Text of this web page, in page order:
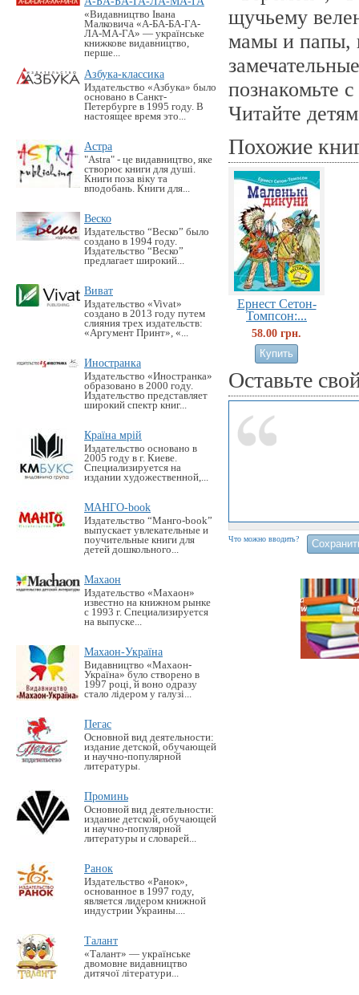
«Видавництво Івана
Малковича «А-БА-БА-ГА-
ЛА-МА-ГА» — українське
книжкове видавництво,
перше...
Азбука-классика
Издательство «Азбука» было
основано в Санкт-
Петербурге в 1995 году. В
настоящее время это...
Астра
"Astra" - це видавництво, яке
створює книги для душі.
Книги поза віку та
вподобань. Книги для...
Веско
Издательство “Веско” было
создано в 1994 году.
Издательство “Веско”
предлагает широкий...
Виват
Издательство «Vivat»
создано в 2013 году путем
слияния трех издательств:
«Аргумент Принт», «...
Иностранка
Издательство «Иностранка»
образовано в 2000 году.
Издательство представляет
широкий спектр книг...
Країна мрій
Издательство основано в
2005 году в г. Киеве.
Специализируется на
издании художественной,...
МАНГО-book
Издательство “Манго-book”
выпускает увлекательные и
поучительные книги для
детей дошкольного...
Махаон
Издательство «Махаон»
известно на книжном рынке
с 1993 г. Специализируется
на выпуске...
Махаон-Україна
Видавництво «Махаон-
Україна» було створено в
1997 році, й воно одразу
стало лідером у галузі...
Пегас
Основной вид деятельности:
издание детской, обучающей
и научно-популярной
литературы.
Проминь
Основной вид деятельности:
издание детской, обучающей
и научно-популярной
литературы и словарей...
Ранок
Издательство «Ранок»,
основанное в 1997 году,
является лидером книжной
индустрии Украины....
Талант
«Талант» — українське
двомовне видавництво
дитячої літератури...
щучьему
мамы и папы,
познакомьте
Читайте
Похожие
Ернест Сетон-
Томпсон:...
58.00 грн.
Оставьте
Что можно вводить?